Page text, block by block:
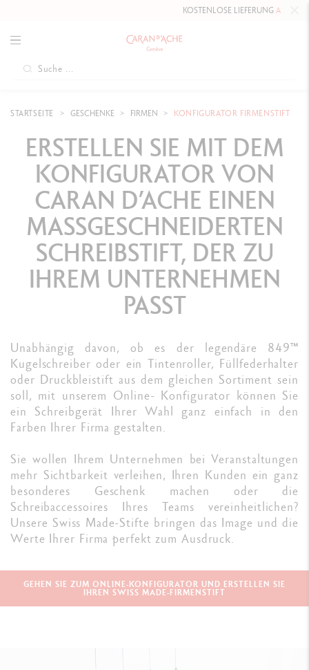
KOSTENLOSE LIEFERUNGAB 80 CHF.
STARTSEITE GESCHENKE FIRMEN KONFIGURATOR FIRMENSTIFT
ERSTELLEN SIE MIT DEM
KONFIGURATOR VON
CARAN D’ACHE EINEN
MASSGESCHNEIDERTEN
SCHREIBSTIFT, DER ZU
IHREM UNTERNEHMEN
PASST
Unabhängig davon, ob es der legendäre 849™
Kugelschreiber oder ein Tintenroller, Füllfederhalter
oder Druckbleistift aus dem gleichen Sortiment sein
soll, mit unserem Online- Konfigurator können Sie
ein Schreibgerät Ihrer Wahl ganz einfach in den
Farben Ihrer Firma gestalten.
Sie wollen Ihrem Unternehmen bei Veranstaltungen
mehr Sichtbarkeit verleihen, Ihren Kunden ein ganz
besonderes Geschenk machen oder die
Schreibaccessoires Ihres Teams vereinheitlichen?
Unsere Swiss Made-Stifte bringen das Image und die
Werte Ihrer Firma perfekt zum Ausdruck.
GEHEN SIE ZUM ONLINE-KONFIGURATOR UND ERSTELLEN SIE
IHREN SWISS MADE-FIRMENSTIFT